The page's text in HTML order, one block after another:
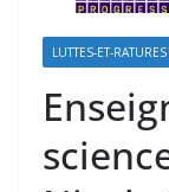
LUTTES-ET-RATURES